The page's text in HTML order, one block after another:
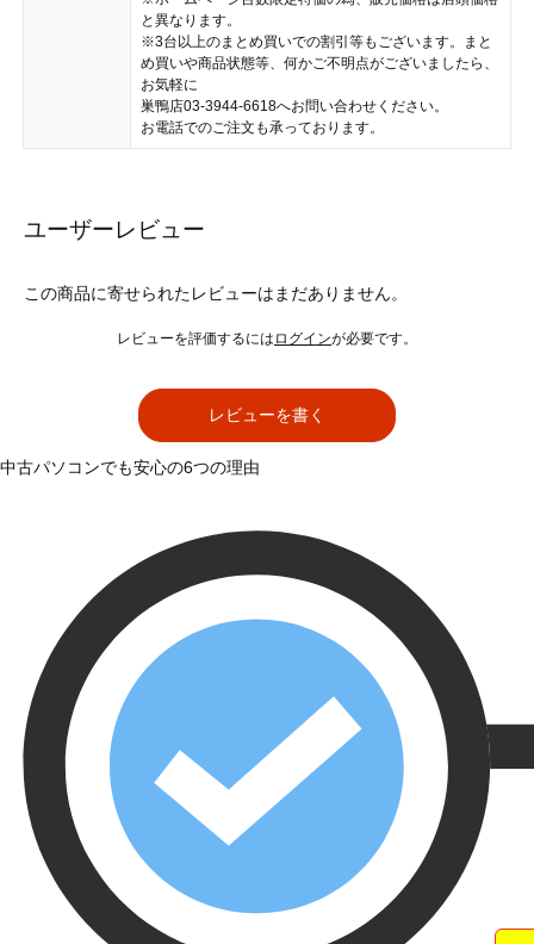
と異なります。
※3台以上のまとめ買いでの割引等もございます。まと
め買いや商品状態等、何かご不明点がございましたら、
お気軽に
巣鴨店03-3944-6618へお問い合わせください。
お電話でのご注文も承っております。
ユーザーレビュー
この商品に寄せられたレビューはまだありません。
レビューを評価するには ログインが必要です。
レビューを書く
中古パソコンでも安心の6つの理由